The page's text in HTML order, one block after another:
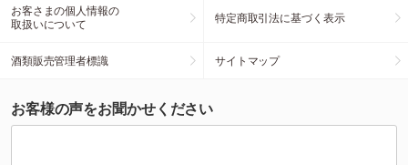
お客さまの個人情報の
取扱いについて
特定商取引法に基づく表示
酒類販売管理者標識 サイトマップ
お客様の声をお聞かせください